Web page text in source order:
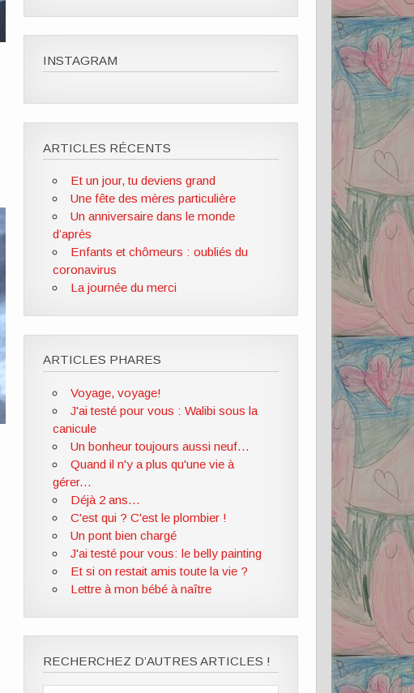
Mille
de
Maman
Facebook
ClOutteryck
Twitter
milleviesdemaman
Instagram
Clémence
LinkedIn
cyberclem
INSTAGRAM
ARTICLES RÉCENTS
Et un jour, tu deviens grand
Une fête des mères particulière
Un anniversaire dans le monde
d’après
Enfants et chômeurs : oubliés du
coronavirus
La journée du merci
ARTICLES PHARES
Voyage, voyage!
J'ai testé pour vous : Walibi sous la
canicule
Un bonheur toujours aussi neuf...
Quand il n'y a plus qu'une vie à
gérer...
Déjà 2 ans...
C'est qui ? C'est le plombier !
Un pont bien chargé
J'ai testé pour vous: le belly painting
Et si on restait amis toute la vie ?
Lettre à mon bébé à naître
RECHERCHEZ D’AUTRES ARTICLES !